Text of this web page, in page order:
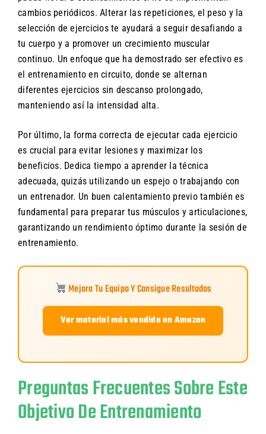
cambios periódicos. Alterar las repeticiones, el peso y la
selección de ejercicios te ayudará a seguir desafiando a
tu cuerpo y a promover un crecimiento muscular
continuo. Un enfoque que ha demostrado ser efectivo es
el entrenamiento en circuito, donde se alternan
diferentes ejercicios sin descanso prolongado,
manteniendo así la intensidad alta.
Por último, la forma correcta de ejecutar cada ejercicio
es crucial para evitar lesiones y maximizar los
beneficios. Dedica tiempo a aprender la técnica
adecuada, quizás utilizando un espejo o trabajando con
un entrenador. Un buen calentamiento previo también es
fundamental para preparar tus músculos y articulaciones,
garantizando un rendimiento óptimo durante la sesión de
entrenamiento.
Mejora Tu Equipo Y Consigue Resultados
Ver material más vendido en Amazon
Preguntas Frecuentes Sobre Este
Objetivo De Entrenamiento